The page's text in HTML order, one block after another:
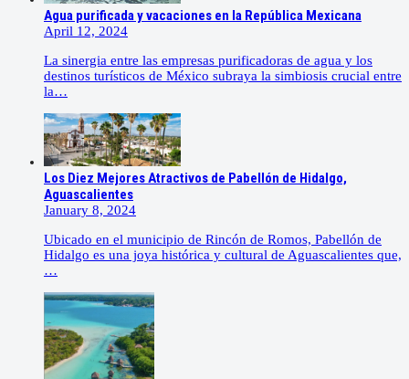
Agua purificada y vacaciones en la República Mexicana
April 12, 2024
La sinergia entre las empresas purificadoras de agua y los
destinos turísticos de México subraya la simbiosis crucial entre
la…
Los Diez Mejores Atractivos de Pabellón de Hidalgo,
Aguascalientes
January 8, 2024
Ubicado en el municipio de Rincón de Romos, Pabellón de
Hidalgo es una joya histórica y cultural de Aguascalientes que,
…